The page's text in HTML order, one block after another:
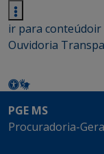
ir para conteúdoir
Ouvidoria
PGE MS
Procuradoria-